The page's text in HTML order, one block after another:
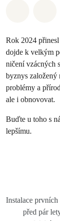
Rok 2024
dojde k velkým
ničení vzácných
byznys založený
problémy a
ale i obnovovat.
Buďte u toho s
lepšímu.
Instalace
před pár